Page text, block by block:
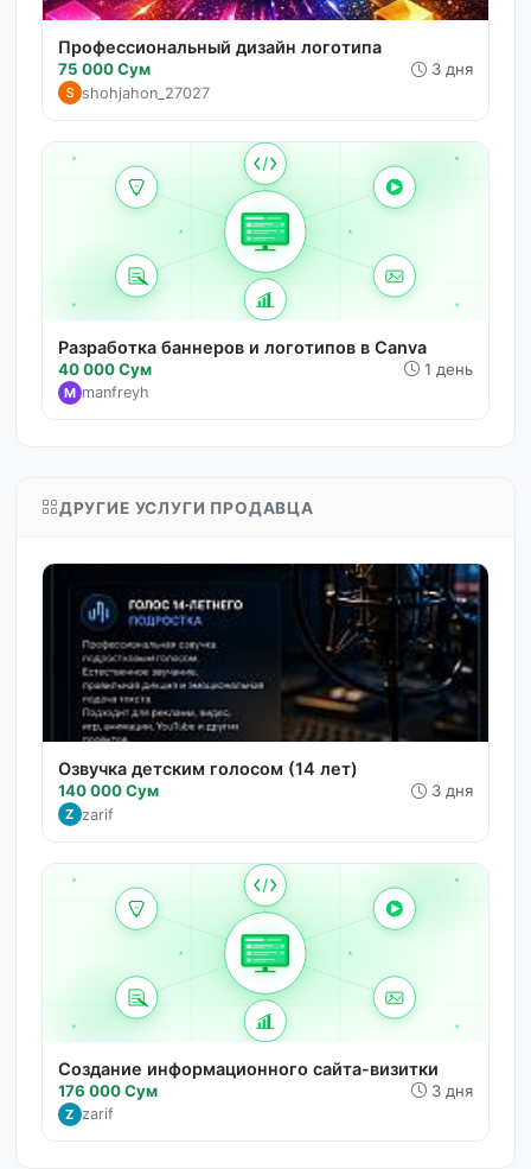
Профессиональный дизайн логотипа
75 000 Сум 3 дня
shohjahon_27027
Разработка баннеров и логотипов в Canva
40 000 Сум 1 день
M manfreyh
ДРУГИЕ УСЛУГИ ПРОДАВЦА
Озвучка детским голосом (14 лет)
140 000 Сум 3 дня
Z zarif
Создание информационного сайта-визитки
176 000 Сум 3 дня
Z zarif